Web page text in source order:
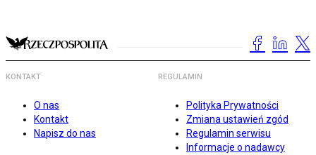
KONTAKT
O nas
Kontakt
Napisz do nas
REGULAMIN
Polityka Prywatności
Zmiana ustawień zgód
Regulamin serwisu
Informacje o nadawcy